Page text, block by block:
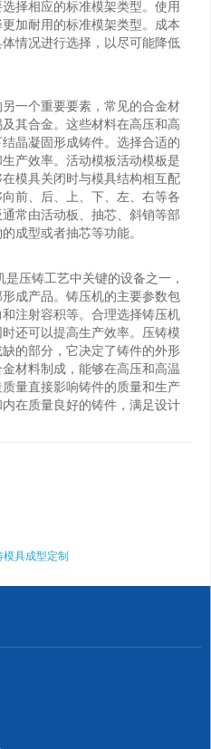
择相应的标准模架类型。使用
加耐用的标准模架类型。成本
情况进行选择，以尽可能降低
一个重要要素，常见的合金材
其合金。这些材料在高压和高
晶凝固形成铸件。选择合适的
产效率。活动模板活动模板是
模具关闭时与模具结构相互配
前、后、上、下、左、右等各
常由活动板、抽芯、斜销等部
成型或者抽芯等功能。
是压铸工艺中关键的设备之一，
成产品。铸压机的主要参数包
注射容积等。合理选择铸压机
还可以提高生产效率。压铸模
的部分，它决定了铸件的外形
材料制成，能够在高压和高温
量直接影响铸件的质量和生产
在质量良好的铸件，满足设计
模具成型定制